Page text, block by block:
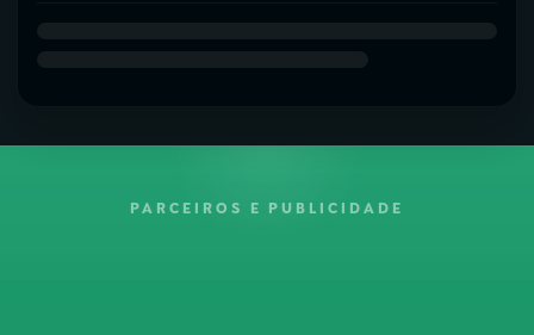
PARCEIROS E PUBLICIDADE